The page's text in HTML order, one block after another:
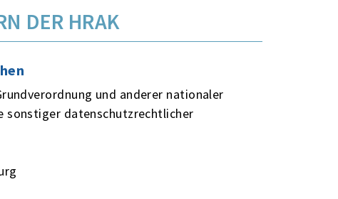
DER HRAK
und anderer nationaler
sonstiger datenschutzrechtlicher